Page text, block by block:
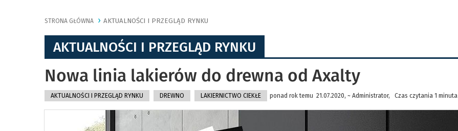
STRONA GŁÓWNA AKTUALNOŚCI I PRZEGLĄD RYNKU
AKTUALNOŚCI I PRZEGLĄD RYNKU
Nowa linia lakierów do drewna od Axalty
AKTUALNOŚCI I PRZEGLĄD RYNKU DREWNO LAKIERNICTWO CIEKŁE ponad rok temu 21.07.2020, ~ Administrator, Czas czytania 1 minuta